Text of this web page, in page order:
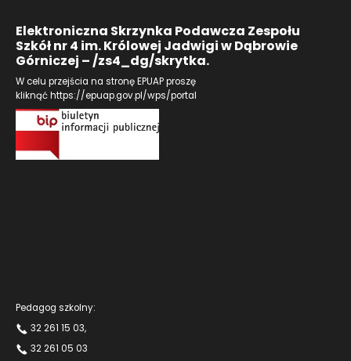
Elektroniczna Skrzynka Podawcza Zespołu
Szkół nr 4 im. Królowej Jadwigi w Dąbrowie
Górniczej – /zs4_dg/skrytka.
W celu przejścia na stronę EPUAP proszę
kliknąćhttps://epuap.gov.pl/wps/portal
Pedagog szkolny:
32 261 15 03,
32 261 05 03